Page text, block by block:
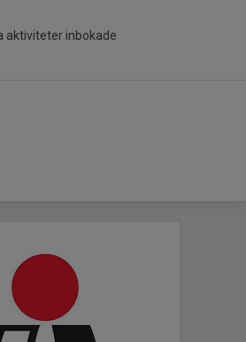
aktiviteter inbokade